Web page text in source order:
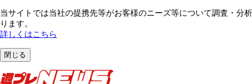
当サイトでは当社の提携先等がお客様のニーズ等について調査・分
ります。
詳しくはこちら
閉じる